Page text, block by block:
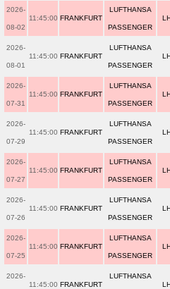
2026-
08-02
11:45:00 FRANKFURT
LUFTHANSA
PASSENGER
2026-
08-01
11:45:00 FRANKFURT
LUFTHANSA
PASSENGER
2026-
07-31
11:45:00 FRANKFURT
LUFTHANSA
PASSENGER
2026-
07-29
11:45:00 FRANKFURT
LUFTHANSA
PASSENGER
2026-
07-27
11:45:00 FRANKFURT
LUFTHANSA
PASSENGER
2026-
07-26
11:45:00 FRANKFURT
LUFTHANSA
PASSENGER
2026-
07-25
11:45:00 FRANKFURT
LUFTHANSA
PASSENGER
2026-
11:45:00 FRANKFURT
LUFTHANSA